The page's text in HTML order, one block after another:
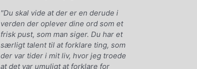
"Du skal vide at der er en derude i
verden der oplever dine ord som et
frisk pust, som man siger. Du har et
særligt talent til at forklare ting, som
der var tider i mit liv, hvor jeg troede
at det var umuligt at forklare for